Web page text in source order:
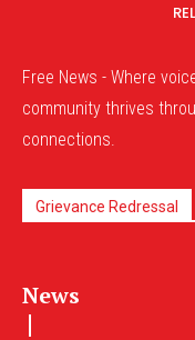
Free News - Where
community thrives
connections.
Grievance Redressal
News